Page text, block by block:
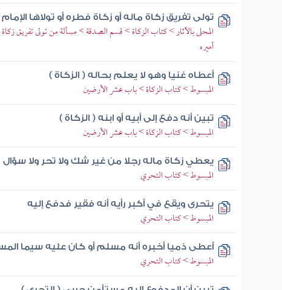
تولى تفريق زكاة ماله أو زكاة فطره أو تولاها الإمام
المحلى بالآثار > كتاب الزكاة > قسم الصدقة > مسألة من تولى تفريق زكاة
أميره
أعطاه غنيا وهو لا يعلم بحاله ( الزكاة )
المبسوط > كتاب الزكاة > باب عشر الأرضين
تبين أنه دفع إلى أبيه أو ابنه ( الزكاة )
المبسوط > كتاب الزكاة > باب عشر الأرضين
يعطي زكاة ماله رجلا من غير شك ولا تحر ولا سؤال
المبسوط > كتاب التحري
يتحرى ويقع في أكبر رأيه أنه فقير فدفع إليه
المبسوط > كتاب التحري
أعطى ذميا أخبره أنه مسلم أو كان عليه سيما
المبسوط > كتاب التحري